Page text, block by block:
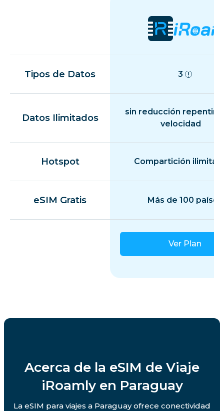
Tipos de Datos 3
Datos Ilimitados
sin reducción
velocidad
Hotspot Compartición
eSIM Gratis Más de 100 países
Ver Plan
Acerca de la eSIM de Viaje
iRoamly en Paraguay
La eSIM para viajes a Paraguay ofrece conectividad